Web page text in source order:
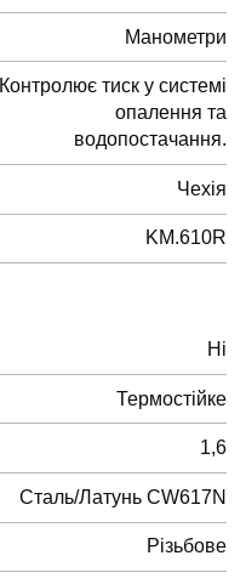
Манометри
Контролює тиск у системі
опалення та
водопостачання.
Чехія
KM.610R
Ні
Термостійке
1,6
Сталь/Латунь CW617N
Різьбове